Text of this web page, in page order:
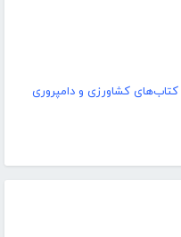
کتاب‌های کشاورزی و دامپروری